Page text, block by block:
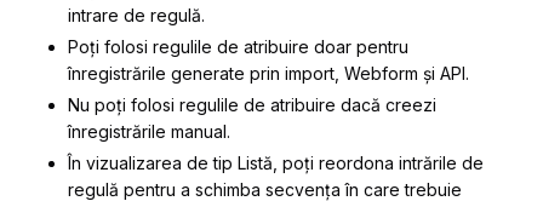
intrare de regulă.
Poți folosi regulile de atribuire doar pentru
înregistrările generate prin import, Webform și API.
Nu poți folosi regulile de atribuire dacă creezi
înregistrările manual.
În vizualizarea de tip Listă, poți reordona intrările de
regulă pentru a schimba secvența în care trebuie